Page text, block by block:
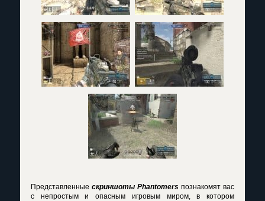
Представленные скриншоты Phantomers познакомят вас
с непростым и опасным игровым миром, в котором